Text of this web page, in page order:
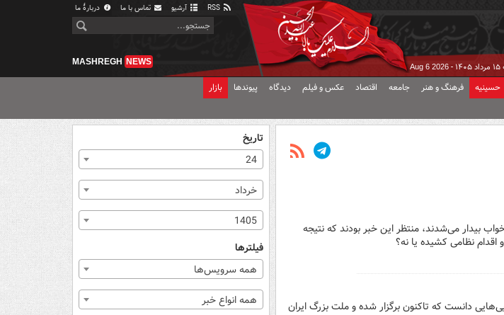
آرشیو تماس با ما دربارهٔ ما
-
Aug 6 2026
MASHREGH NEWS
حسینیه فرهنگ و هنر جامعه اقتصاد عکس و فیلم دیدگاه پیوندها بازار
بیدار می‌شدند، منتظر این خبر بودند که نتیجه
نظامی کشیده یا نه؟
دانست که تاکنون برگزار شده و ملت بزرگ ایران
تاریخ
24
خرداد
1405
فیلترها
همه سرویس‌ها
همه انواع خبر